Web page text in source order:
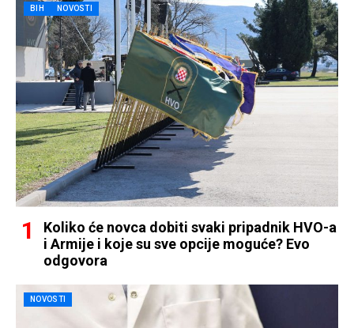
BIH NOVOSTI
Koliko će novca dobiti svaki pripadnik HVO-a
i Armije i koje su sve opcije moguće? Evo
odgovora
NOVOSTI